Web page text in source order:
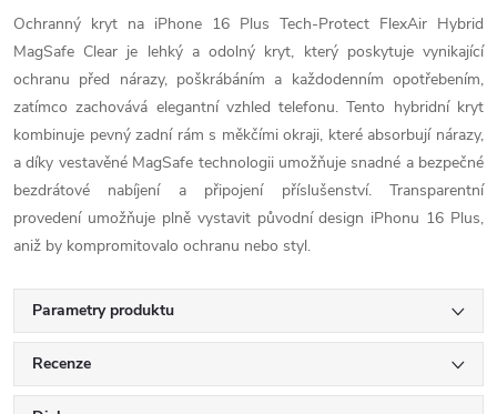
Ochranný kryt na iPhone 16 Plus Tech-Protect FlexAir Hybrid
MagSafe Clear je lehký a odolný kryt, který poskytuje vynikající
ochranu před nárazy, poškrábáním a každodenním opotřebením,
zatímco zachovává elegantní vzhled telefonu. Tento hybridní kryt
kombinuje pevný zadní rám s měkčími okraji, které absorbují nárazy,
a díky vestavěné MagSafe technologii umožňuje snadné a bezpečné
bezdrátové nabíjení a připojení příslušenství. Transparentní
provedení umožňuje plně vystavit původní design iPhonu 16 Plus,
aniž by kompromitovalo ochranu nebo styl.
Parametry produktu
Recenze